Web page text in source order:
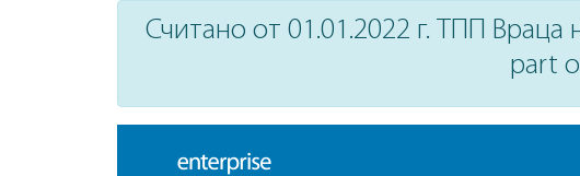
Считано от 01.01.2022 г. ТПП Враца
part